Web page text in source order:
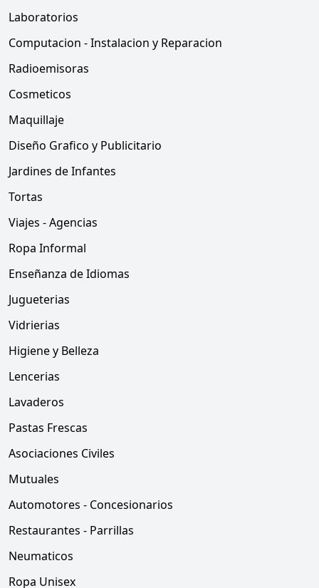
Laboratorios
Computacion - Instalacion y Reparacion
Radioemisoras
Cosmeticos
Maquillaje
Diseño Grafico y Publicitario
Jardines de Infantes
Tortas
Viajes - Agencias
Ropa Informal
Enseñanza de Idiomas
Jugueterias
Vidrierias
Higiene y Belleza
Lencerias
Lavaderos
Pastas Frescas
Asociaciones Civiles
Mutuales
Automotores - Concesionarios
Restaurantes - Parrillas
Neumaticos
Ropa Unisex